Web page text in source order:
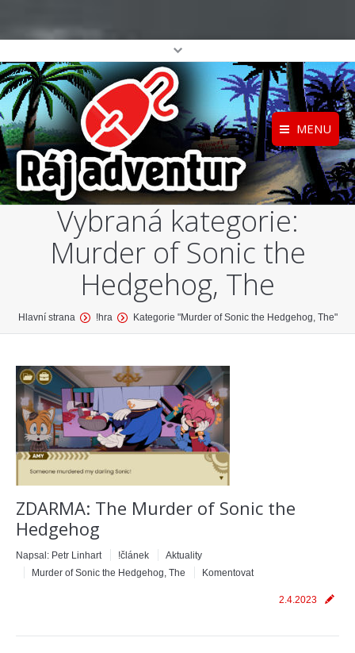
MENU
Registrace
Přihlášení
Profil
Home
O projektu
Katalog her
Vybraná kategorie:
Murder of Sonic the
Hedgehog, The
You are here:
Hlavní strana !hra Kategorie "Murder of Sonic the Hedgehog, The"
ZDARMA: The Murder of Sonic the
Hedgehog
Napsal: Petr Linhart !článek
Aktuality
Murder of Sonic the Hedgehog, The
Komentovat
2.4.2023